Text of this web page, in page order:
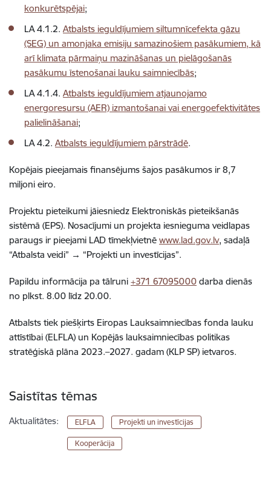
konkurētspējai;
LA 4.1.2. Atbalsts ieguldījumiem siltumnīcefekta gāzu
(SEG) un amonjaka emisiju samazinošiem pasākumiem, kā
arī klimata pārmaiņu mazināšanas un pielāgošanās
pasākumu īstenošanai lauku saimniecībās;
LA 4.1.4. Atbalsts ieguldījumiem atjaunojamo
energoresursu (AER) izmantošanai vai energoefektivitātes
palielināšanai;
LA 4.2. Atbalsts ieguldījumiem pārstrādē.
Kopējais pieejamais finansējums šajos pasākumos ir 8,7
miljoni eiro.
Projektu pieteikumi jāiesniedz Elektroniskās pieteikšanās
sistēmā (EPS). Nosacījumi un projekta iesnieguma veidlapas
paraugs ir pieejami LAD tīmekļvietnē www.lad.gov.lv, sadaļā
“Atbalsta veidi” → “Projekti un investīcijas”.
Papildu informācija pa tālruni +371 67095000 darba dienās
no plkst. 8.00 līdz 20.00.
Atbalsts tiek piešķirts Eiropas Lauksaimniecības fonda lauku
attīstībai (ELFLA) un Kopējās lauksaimniecības politikas
stratēģiskā plāna 2023.–2027. gadam (KLP SP) ietvaros.
Saistītas tēmas
Aktualitātes: ELFLA Projekti un investīcijas
Kooperācija